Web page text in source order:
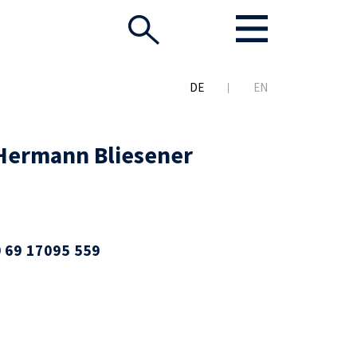
DE EN
Bliesener
69 17095 559